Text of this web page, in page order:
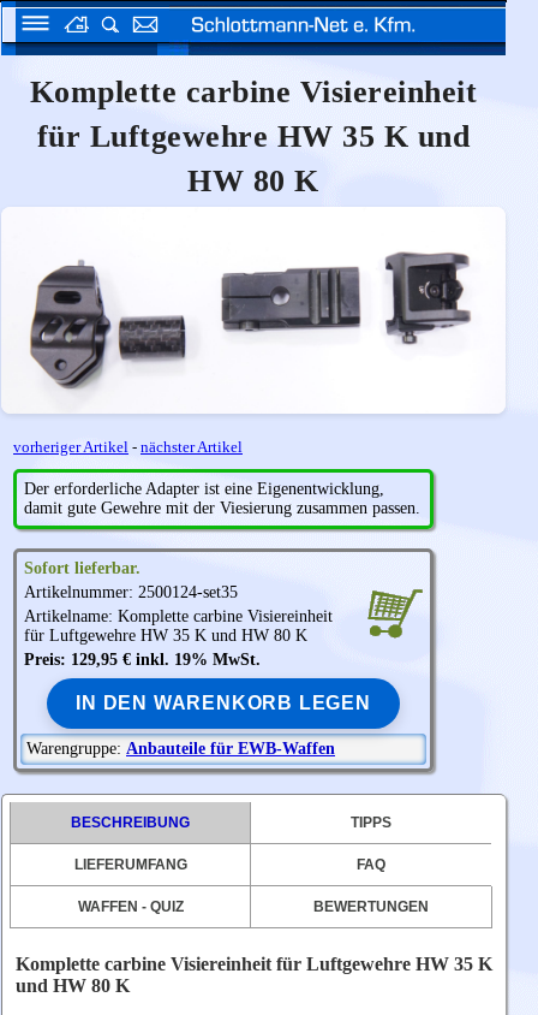
Komplette carbine Visiereinheit
für Luftgewehre HW 35 K und
HW 80 K
vorheriger Artikel - nächster Artikel
Der erforderliche Adapter ist eine Eigenentwicklung,
damit gute Gewehre mit der Viesierung zusammen passen.
Sofort lieferbar.
Artikelnummer: 2500124-set35
Artikelname: Komplette carbine Visiereinheit
für Luftgewehre HW 35 K und HW 80 K
Preis: 129,95 € inkl. 19% MwSt.
IN DEN WARENKORB LEGEN
Warengruppe: Anbauteile für EWB-Waffen
BESCHREIBUNG TIPPS
LIEFERUMFANG FAQ
WAFFEN - QUIZ BEWERTUNGEN
Komplette carbine Visiereinheit für Luftgewehre HW 35 K
und HW 80 K